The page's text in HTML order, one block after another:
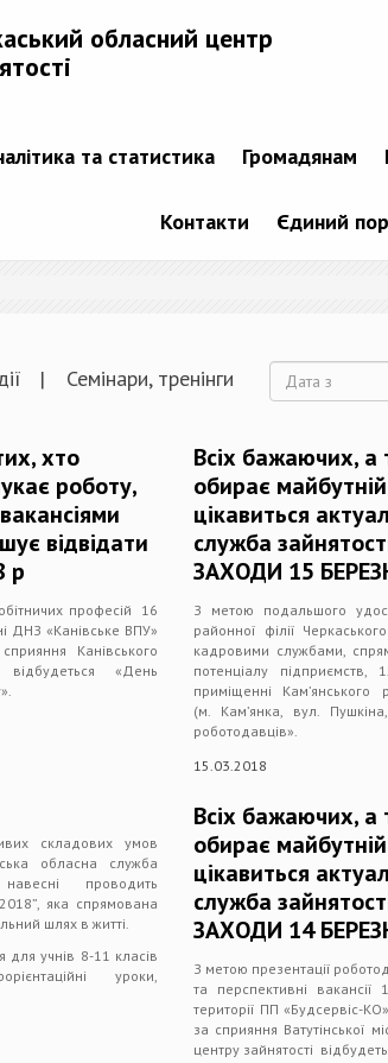
обласний центр
та статистика Громадянам
Контакти Єдиний
Семінари, тренінги
хто
роботу,
відвідати
р
професій 16
ДНЗ «Канівське ВПУ»
Канівського
відбудеться «День
складових умов
обласна служба
проводить
яка спрямована
шлях в житті.
для учнів 8-11 класів
уроки,
Всіх бажаючих, а
обирає
цікавиться
служба
ЗАХОДИ 15
З метою подальшого
районної філії
кадровими службами,
потенціалу
приміщенні Кам’янського
(м. Кам’янка, вул.
роботодавців».
15.03.2018
Всіх бажаючих, а
обирає
цікавиться
служба
ЗАХОДИ 14
З метою презентації
та перспективні
території ПП «Будсервіс-
за сприяння Ватутінської
центру зайнятості